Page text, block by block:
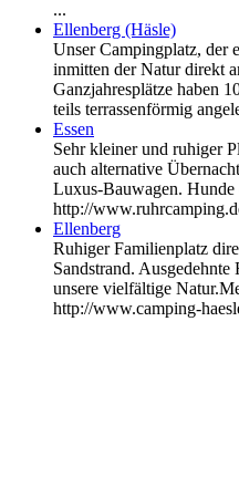
...
Ellenberg (Häsle)
Unser Campingplatz, der
inmitten der Natur direkt
Ganzjahresplätze haben
teils terrassenförmig
Essen
Sehr kleiner und ruhiger
auch alternative
Luxus-Bauwagen.
http://
Ellenberg
Ruhiger Familienplatz
Sandstrand.
unsere vielfältige
http://www.camping-